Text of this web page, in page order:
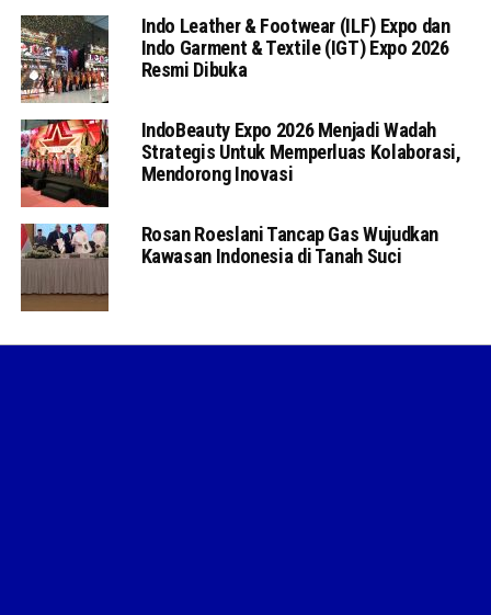
Indo Leather & Footwear (ILF) Expo dan
Indo Garment & Textile (IGT) Expo 2026
Resmi Dibuka
IndoBeauty Expo 2026 Menjadi Wadah
Strategis Untuk Memperluas Kolaborasi,
Mendorong Inovasi
Rosan Roeslani Tancap Gas Wujudkan
Kawasan Indonesia di Tanah Suci